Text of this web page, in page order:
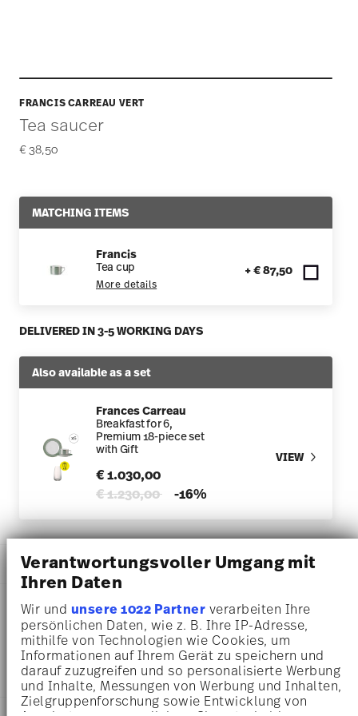
Verantwortungsvoller Umgang mit
Ihren Daten
Wir und unsere 1022 Partnerverarbeiten Ihre
persönlichen Daten, wie z. B. Ihre IP-Adresse,
mithilfe von Technologien wie Cookies, um
Informationen auf Ihrem Gerät zu speichern und
darauf zuzugreifen und so personalisierte Werbung
und Inhalte, Messungen von Werbung und Inhalten,
Zielgruppenforschung sowie Entwicklung von
FRANCIS CARREAU VERT
Tea saucer
€ 38,50
MATCHING ITEMS
Francis
Tea cup
More details
+ € 87,50
DELIVERED IN 3-5 WORKING DAYS
Also available as a set
Frances Carreau
Breakfast for 6,
Premium 18-piece set
with Gift
€ 1.030,00
Price reduced from
€ 1.230,00to-16%
VIEW
DESCRIPTION
Rosenthal Francis Carreau Vert Tea cup - Round - Ø 15,4
cm - h 1,9 cm, Porcelain